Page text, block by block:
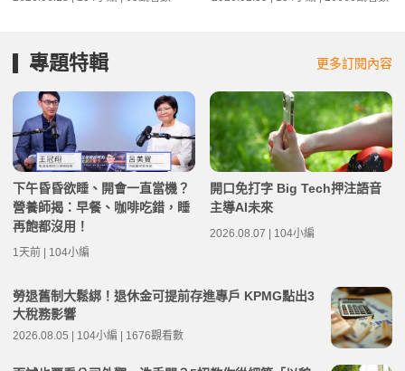
專題特輯 更多訂閱內容
下午昏昏欲睡、開會一直當機？
營養師揭：早餐、咖啡吃錯，睡
再飽都沒用！
1天前 | 104小編
開口免打字 Big Tech押注語音
主導AI未來
2026.08.07 | 104小編
勞退舊制大鬆綁！退休金可提前存進專戶 KPMG點出3
大稅務影響
2026.08.05 | 104小編 | 1676觀看數